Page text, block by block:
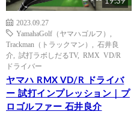
19:39
2023.09.27
YamahaGolf（ヤマハゴルフ）
Trackman（トラックマン）
石井良
介
試打ラボしだるTV, RMX VD/R
ドライバー
ヤマハ RMX VD/R ドライバ
ー 試打インプレッション｜プ
ロゴルファー 石井良介